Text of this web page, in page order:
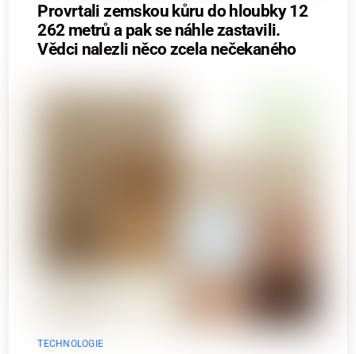
Provrtali zemskou kůru do hloubky 12
262 metrů a pak se náhle zastavili.
Vědci nalezli něco zcela nečekaného
TECHNOLOGIE